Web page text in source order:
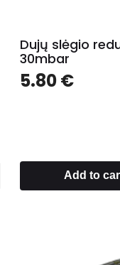
Dujų slėgio
30mbar
5.80€
Add to